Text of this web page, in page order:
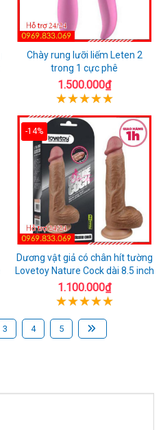
Chày rung lưỡi liếm Leten 2
trong 1 cực phê
1.500.000₫
-14%
Dương vật giả có chân hít tường
Lovetoy Nature Cock dài 8.5 inch
1.100.000₫
3 4 5